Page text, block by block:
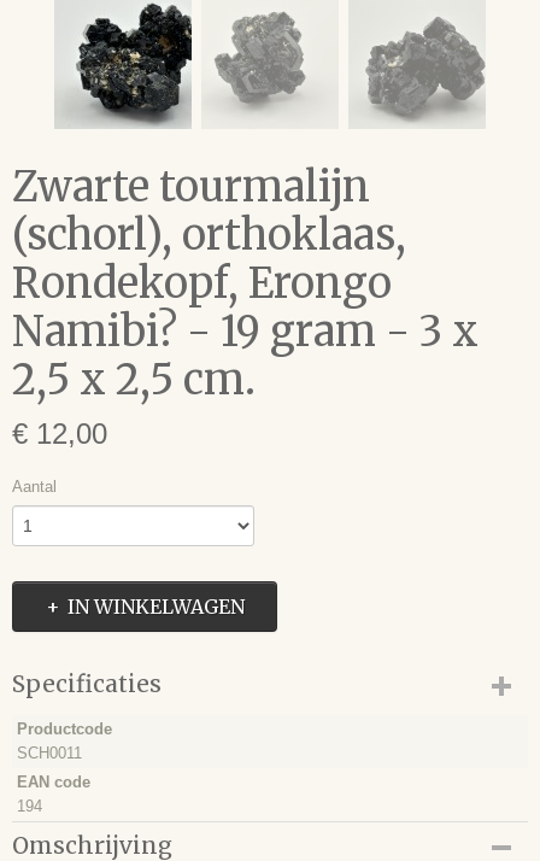
Zwarte tourmalijn
(schorl), orthoklaas,
Rondekopf, Erongo
Namibi? - 19 gram - 3 x
2,5 x 2,5 cm.
€ 12,00
Aantal
IN WINKELWAGEN
Specificaties
Productcode
SCH0011
EAN code
194
Omschrijving